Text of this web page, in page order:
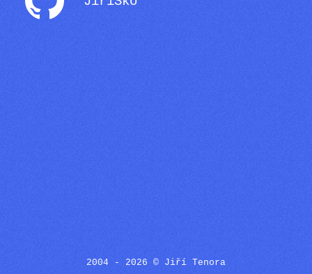
2004 - 2026 © Jiří Tenora